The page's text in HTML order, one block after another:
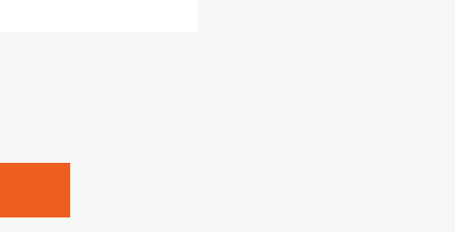
、変更後のサービスを含
ます。
Biz/Zine」「HRzine」